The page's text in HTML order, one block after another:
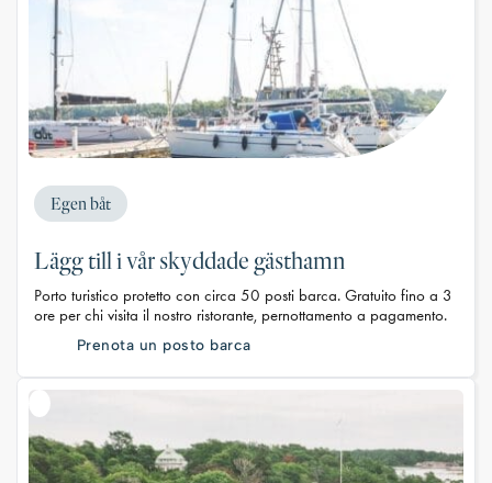
Egen båt
Lägg till i vår skyddade gästhamn
Porto turistico protetto con circa 50 posti barca. Gratuito fino a 3
ore per chi visita il nostro ristorante, pernottamento a pagamento.
Prenota un posto barca